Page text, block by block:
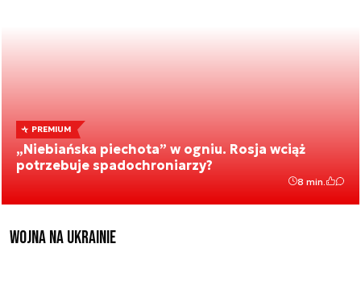
PREMIUM
„Niebiańska piechota” w ogniu. Rosja wciąż
potrzebuje spadochroniarzy?
8 min.
Wojna na Ukrainie